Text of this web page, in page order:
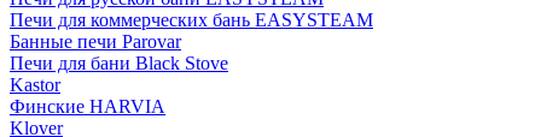
Печи для коммерческих бань EASYSTEAM
Банные печи Parovar
Печи для бани Black Stove
Kastor
Финские HARVIA
Klover